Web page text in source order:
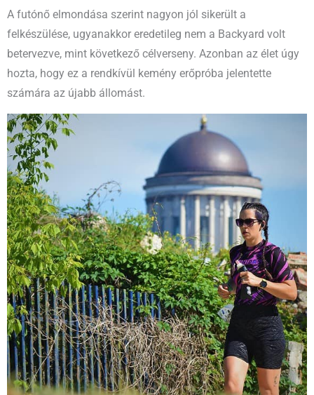
A futónő elmondása szerint nagyon jól sikerült a
felkészülése, ugyanakkor eredetileg nem a Backyard volt
betervezve, mint következő célverseny. Azonban az élet úgy
hozta, hogy ez a rendkívül kemény erőpróba jelentette
számára az újabb állomást.